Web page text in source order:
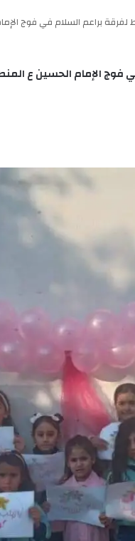
لفرقة براعم السلام في فوج
الإمام الحسين ع